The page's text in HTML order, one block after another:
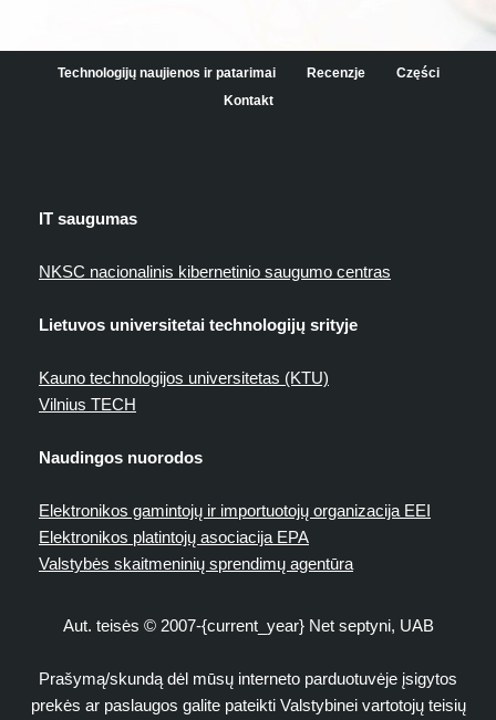
Technologijų naujienos ir patarimai Recenzje
Części
Kontakt
IT saugumas
NKSC nacionalinis kibernetinio saugumo centras
Lietuvos universitetai technologijų srityje
Kauno technologijos universitetas (KTU)
Vilnius TECH
Naudingos nuorodos
Elektronikos gamintojų ir importuotojų organizacija EEI
Elektronikos platintojų asociacija EPA
Valstybės skaitmeninių sprendimų agentūra
Aut. teisės © 2007-{current_year} Net septyni, UAB
Prašymą/skundą dėl mūsų interneto parduotuvėje įsigytos
prekės ar paslaugos galite pateikti Valstybinei vartotojų teisių